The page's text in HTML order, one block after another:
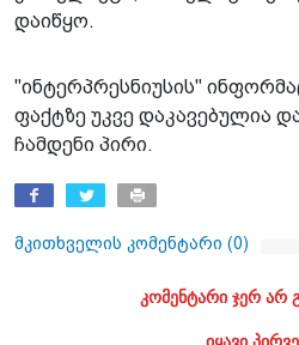
დაიწყო.
"ინტერპრესნიუსის"
ფაქტზე უკვე დაკავებულია
ჩამდენი პირი.
მკითხველის კომენტარი (0)
კომენტარი ჯერ არ